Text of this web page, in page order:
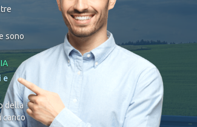
sono
e
della
carico